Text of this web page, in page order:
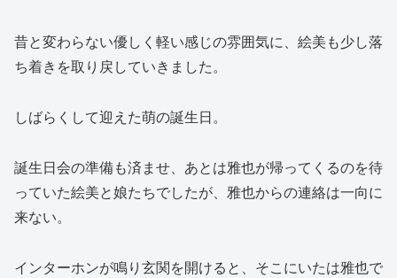
昔と変わらない優しく軽い感じの雰囲気に、絵美も少し落
ち着きを取り戻していきました。
しばらくして迎えた萌の誕生日。
誕生日会の準備も済ませ、あとは雅也が帰ってくるのを待
っていた絵美と娘たちでしたが、雅也からの連絡は一向に
来ない。
インターホンが鳴り玄関を開けると、そこにいたは雅也で